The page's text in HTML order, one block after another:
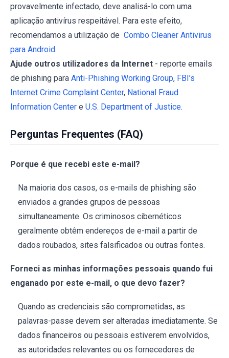
provavelmente infectado, deve analisá-lo com uma
aplicação antivírus respeitável. Para este efeito,
recomendamos a utilização de Combo Cleaner Antivirus
para Android.
Ajude outros utilizadores da Internet - reporte emails
de phishing para Anti-Phishing Working Group, FBI’s
Internet Crime Complaint Center, National Fraud
Information Center e U.S. Department of Justice.
Perguntas Frequentes (FAQ)
Porque é que recebi este e-mail?
Na maioria dos casos, os e-mails de phishing são
enviados a grandes grupos de pessoas
simultaneamente. Os criminosos cibernéticos
geralmente obtêm endereços de e-mail a partir de
dados roubados, sites falsificados ou outras fontes.
Forneci as minhas informações pessoais quando fui
enganado por este e-mail, o que devo fazer?
Quando as credenciais são comprometidas, as
palavras-passe devem ser alteradas imediatamente. Se
dados financeiros ou pessoais estiverem envolvidos,
as autoridades relevantes ou os fornecedores de